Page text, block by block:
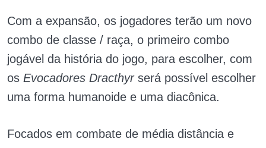
Com a expansão, os jogadores terão um novo
combo de classe / raça, o primeiro combo
jogável da história do jogo, para escolher, com
os Evocadores Dracthyrserá possível escolher
uma forma humanoide e uma diacônica.
Focados em combate de média distância e